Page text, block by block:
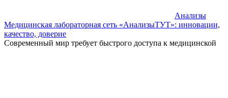
Анализы
Медицинская лабораторная сеть «АнализыТУТ»: инновации,
качество, доверие
Современный мир требует быстрого доступа к медицинской